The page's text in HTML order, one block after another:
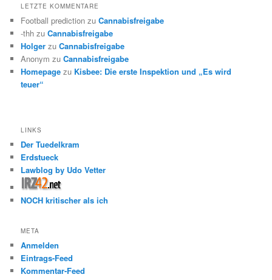
LETZTE KOMMENTARE
Football prediction zuCannabisfreigabe
-thh zuCannabisfreigabe
Holger zuCannabisfreigabe
Anonym zuCannabisfreigabe
Homepage zu Kisbee: Die erste Inspektion und „Es wird
teuer“
LINKS
Der Tuedelkram
Erdstueck
Lawblog by Udo Vetter
NOCH kritischer als ich
META
Anmelden
Eintrags-Feed
Kommentar-Feed